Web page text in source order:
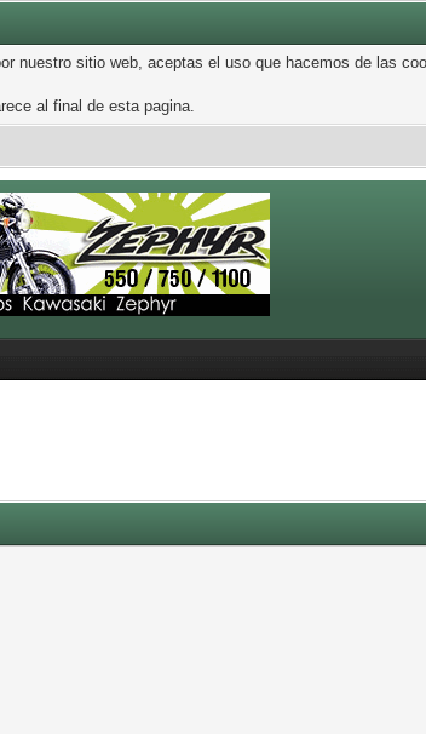
nuestro sitio web, aceptas el uso que hacemos de las
al final de esta pagina.